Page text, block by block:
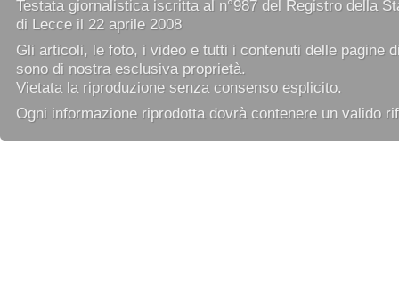
Testata giornalistica iscritta al n°987 del Registro della
di Lecce il 22 aprile 2008
Gli articoli, le foto, i video e tutti i contenuti delle pagine
sono di nostra esclusiva proprietà.
Vietata la riproduzione senza consenso esplicito.
Ogni informazione riprodotta dovrà contenere un valido